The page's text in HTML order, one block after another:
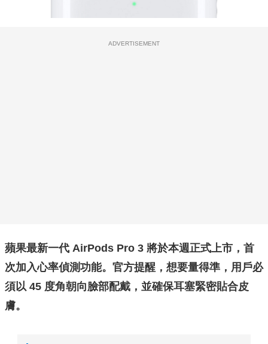
ADVERTISEMENT
蘋果最新一代 AirPods Pro 3 將於本週正式上市，首
次加入心率偵測功能。官方提醒，想要量得準，用戶必
須以 45 度角朝向臉部配戴，並確保耳塞緊密貼合皮
膚。